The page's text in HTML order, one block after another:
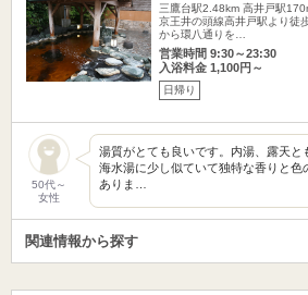
三鷹台駅2.48km 高井戸駅
京王井の頭線高井戸駅より徒
から環八通りを…
営業時間 9:30～23:30
入浴料金 1,100円～
日帰り
50代～
女性
湯質がとても良いです。内湯、露天と
海水湯に少し似ていて独特な香りと色
ありま…
関連情報から探す